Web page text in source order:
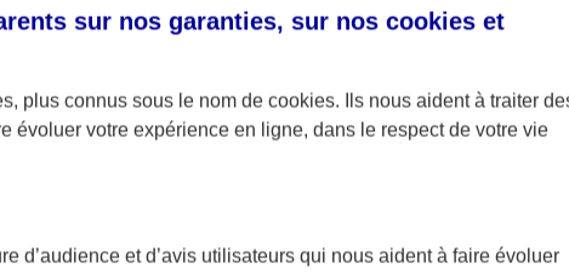
sur nos garanties, sur nos cookies et
plus connus sous le nom de cookies. Ils nous aident à traiter
évoluer votre expérience en ligne, dans le respect de votre vie
d’audience et d’avis utilisateurs qui nous aident à faire évoluer